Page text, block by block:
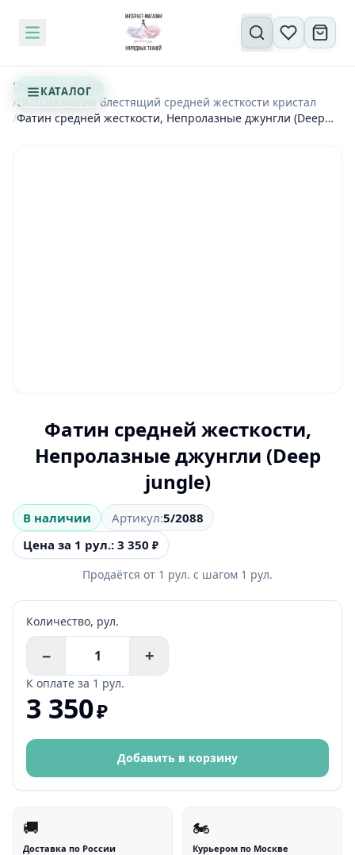
КАТАЛОГ
Поиск по сайту
Главная/Каталог
/ОПТОМ Фатин блестящий средней жесткости кристал
/Фатин средней жесткости, Непролазные джунгли (Deep
Фатин средней жесткости,
Непролазные джунгли (Deep
jungle)
В наличии Артикул:5/2088
Цена за 1 рул.: 3 350 ₽
Продаётся от 1 рул. с шагом 1 рул.
Количество, рул.
− +
К оплате за 1 рул.
3 350₽
Добавить в корзину
🚚
Доставка по России
🏍
Курьером по Москве